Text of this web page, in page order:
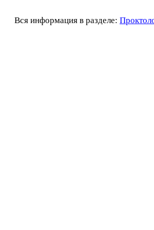
Вся информация в разделе: